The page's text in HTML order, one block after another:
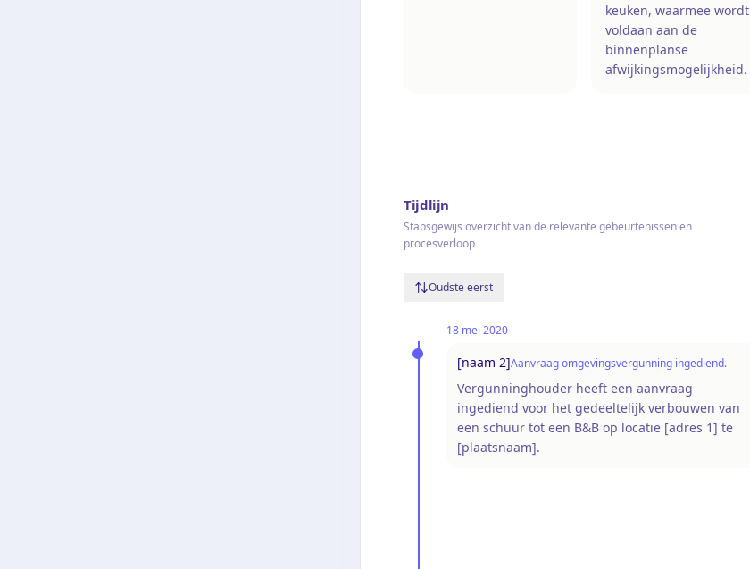
keuken, waarmee wordt
voldaan aan de
binnenplanse
afwijkingsmogelijkheid.
Tijdlijn
Stapsgewijs overzicht van de relevante gebeurtenissen en
procesverloop
Oudste eerst
18 mei 2020
[naam 2]Aanvraag omgevingsvergunning ingediend.
Vergunninghouder heeft een aanvraag
ingediend voor het gedeeltelijk verbouwen van
een schuur tot een B&B op locatie [adres 1] te
[plaatsnaam].